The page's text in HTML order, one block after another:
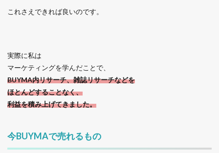
これさえできれば良いのです。
実際に私は
マーケティングを学んだことで、
BUYMA内リサーチ、雑誌リサーチなどを
ほとんどすることなく、
利益を積み上げてきました。
今BUYMAで売れるもの